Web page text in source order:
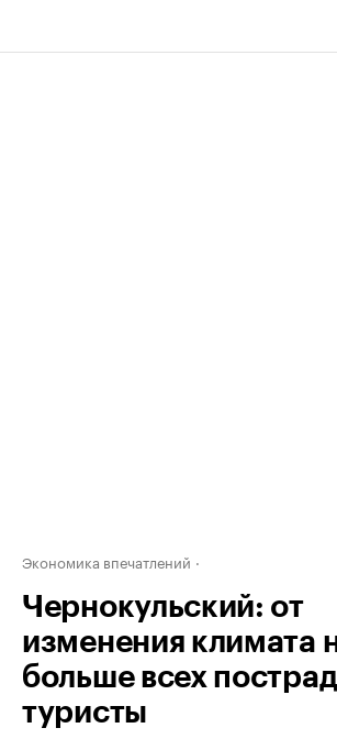
Экономика впечатлений
Чернокульский: от
изменения климата
больше всех
туристы